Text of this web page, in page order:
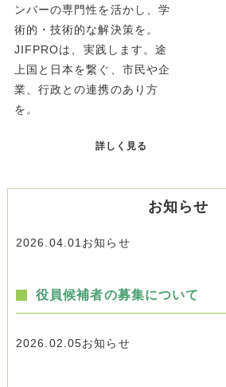
ンバーの専門性を活かし、学
術的・技術的な解決策を。
JIFPROは、実践します。途
上国と日本を繋ぐ、市民や企
業、行政との連携のあり方
を。
詳しく見る
お知らせ
2026.04.01 お知らせ
役員候補者の募集について
2026.02.05お知らせ